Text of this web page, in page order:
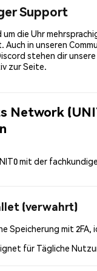
Support
die Uhr
Auch in unseren
stehen dir
zur Seite.
Network
mit der
(verwahrt)
Speicherung mit 2FA,
für Tägliche